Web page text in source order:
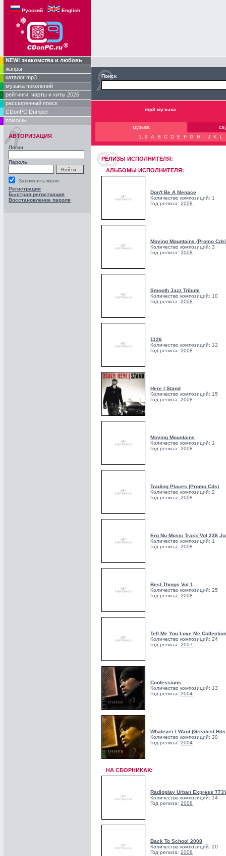
Русский English
NEW! знакомства и любовь
жанры
каталог mp3
музыка поколений
рейтинги, чарты и хиты 2026
расширенный поиск
CDonPC Dumper
помощь
АВТОРИЗАЦИЯ
Логин
Пароль
Запомнить меня
Регистрация
Быстрая регистрация
Восстановление пароля
Поиск
mp3 музыка
музыка
1..9
A B C D E F G H I J K L
РЕЛИЗЫ ИCПОЛНИТЕЛЯ:
АЛЬБОМЫ ИСПОЛНИТЕЛЯ:
Don't Be A Menace
Количество композиций: 1
Год релиза: 2008
Moving Mountains (Promo Cds)
Количество композиций: 3
Год релиза: 2008
Smooth Jazz Tribute
Количество композиций: 10
Год релиза: 2008
1126
Количество композиций: 12
Год релиза: 2008
Here I Stand
Количество композиций: 15
Год релиза: 2008
Moving Mountains
Количество композиций: 1
Год релиза: 2008
Trading Places (Promo Cds)
Количество композиций: 2
Год релиза: 2008
Erg Nu Music Traxx Vol 238
Количество композиций: 1
Год релиза: 2008
Best Things Vol 1
Количество композиций: 25
Год релиза: 2008
Tell Me You Love Me
Количество композиций: 24
Год релиза: 2007
Confessions
Количество композиций: 13
Год релиза: 2004
Whatever I Want (Greatest
Количество композиций: 20
Год релиза: 2004
НА СБОРНИКАХ:
Radioplay Urban Express
Количество композиций: 14
Год релиза: 2008
Back To School 2008
Количество композиций: 20
Год релиза: 2008